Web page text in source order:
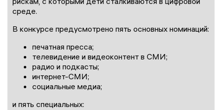
среде.
В конкурсе предусмотрено пять основных номинаций:
печатная пресса;
телевидение и видеоконтент в СМИ;
радио и подкасты;
интернет-СМИ;
социальные медиа;
и пять специальных: